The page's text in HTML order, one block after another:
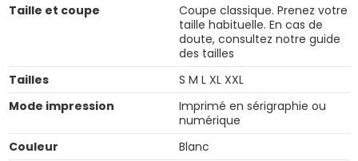
Taille et coupe
Coupe classique. Prenez votre
taille habituelle. En cas de
doute, consultez notre guide
des tailles
Tailles
S M L XL XXL
Mode impression
Imprimé en sérigraphie ou
numérique
Couleur
Blanc